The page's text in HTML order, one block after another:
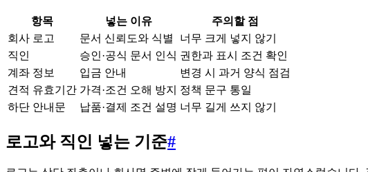
항목 넣는 이유
주의할 점
회사 로고
문서 신뢰도와 식별
너무 크게 넣지 않기
직인
승인·공식 문서 인식 권한과 표시 조건 확인
계좌 정보
입금 안내
변경 시 과거 양식 점검
견적 유효기간 가격·조건 오해 방지
정책 문구 통일
하단 안내문
납품·결제 조건 설명 너무 길게 쓰지 않기
로고와 직인 넣는 기준#